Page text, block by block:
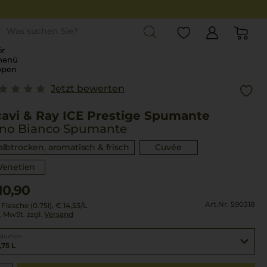
Jetzt bewerten
& Ray ICE Prestige Spumante
Bianco Spumante
aromatisch & frisch
Cuvée
(0.75l), € 14,53/L
MwSt. zzgl. Versand
Art.Nr. 590318
L